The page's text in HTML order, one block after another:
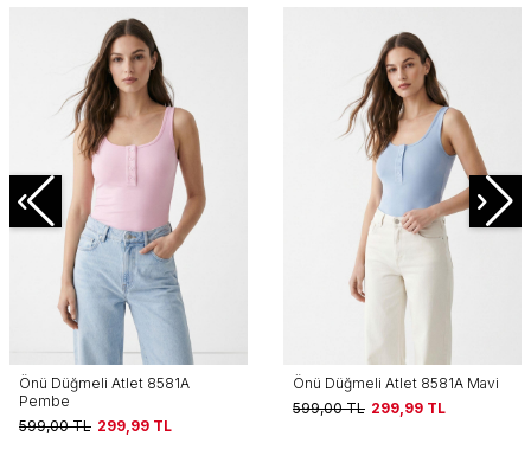
Önü Düğmeli Atlet 8581A
Pembe
599,00TL 299,99 TL
Önü Düğmeli Atlet 8581A Mavi
599,00TL 299,99 TL